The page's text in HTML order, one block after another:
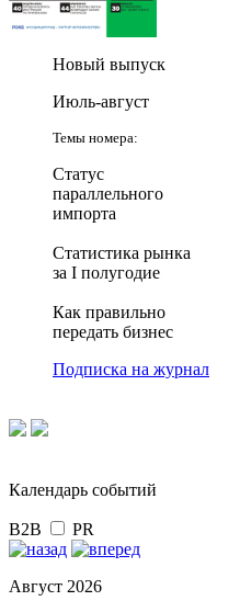
Новый выпуск
Июль-август
Темы номера:
Статус
параллельного
импорта
Статистика рынка
за I полугодие
Как правильно
передать бизнес
Подписка на журнал
Календарь событий
B2B PR
Август 2026